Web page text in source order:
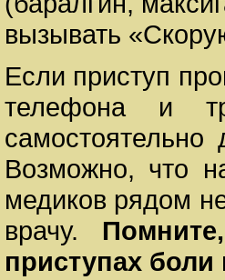
вызывать
Если приступ
телефона и
Возможно, что
медиков рядом
врачу.
приступах